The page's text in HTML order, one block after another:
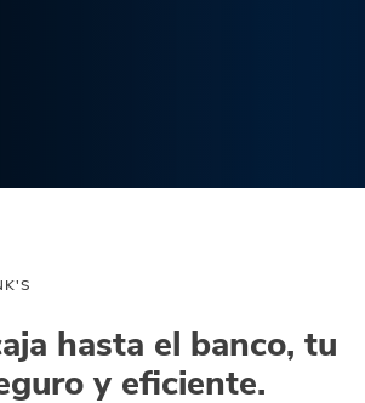
hasta el banco, tu
y eficiente.